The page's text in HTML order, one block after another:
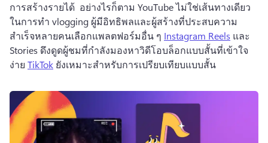
การสร้างรายได้ อย่างไรก็ตาม YouTube ไม่ใช่เส้นทางเดียว
ในการทํา vlogging ผู้มีอิทธิพลและผู้สร้างที่ประสบความ
สําเร็จหลายคนเลือกแพลตฟอร์มอื่น ๆ Instagram Reels และ
Stories ดึงดูดผู้ชมที่กำลังมองหาวิดีโอบล็อกแบบสั้นที่เข้าใจ
ง่าย TikTok ยังเหมาะสําหรับการเปรียบเทียบแบบสั้น